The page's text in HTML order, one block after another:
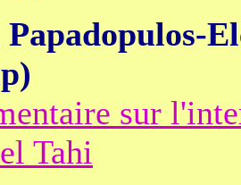
sur
Tahi